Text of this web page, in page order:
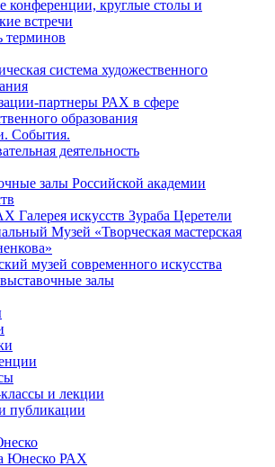
конференции, круглые столы и
встречи
терминов
система художественного
партнеры РАХ в сфере
образования
События.
деятельность
залы Российской академии
Галерея искусств Зураба Церетели
Музей «Творческая мастерская
музей современного искусства
залы
и лекции
публикации
Юнеско РАХ